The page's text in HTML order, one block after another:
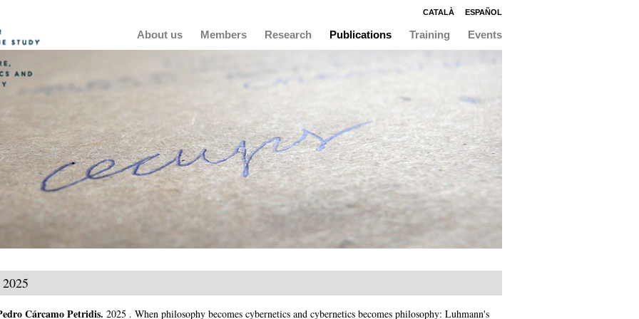
CATALÀ ESPAÑOL
MainAbout us Members Research Publications Training Events
2025
Cárcamo Petridis.2025 .When philosophy becomes cybernetics and cybernetics becomes philosophy: Luhmann's